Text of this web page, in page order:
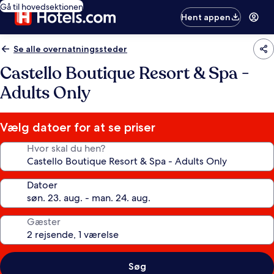
Gå til hovedsektionen
Hent appen
Se alle overnatningssteder
Castello Boutique Resort & Spa -
Adults Only
Vælg datoer for at se priser
Hvor skal du hen?
Datoer
Gæster
Søg